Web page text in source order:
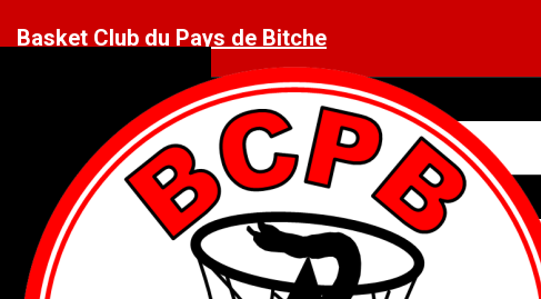
Basket Club du Pays de Bitche
Le mot du président
Agenda
Gymnase COSEC
EQUIPES
Seniors Féminines 1
Seniors Masculins 1
Seniors Masculins 2
Seniors Masculins 3